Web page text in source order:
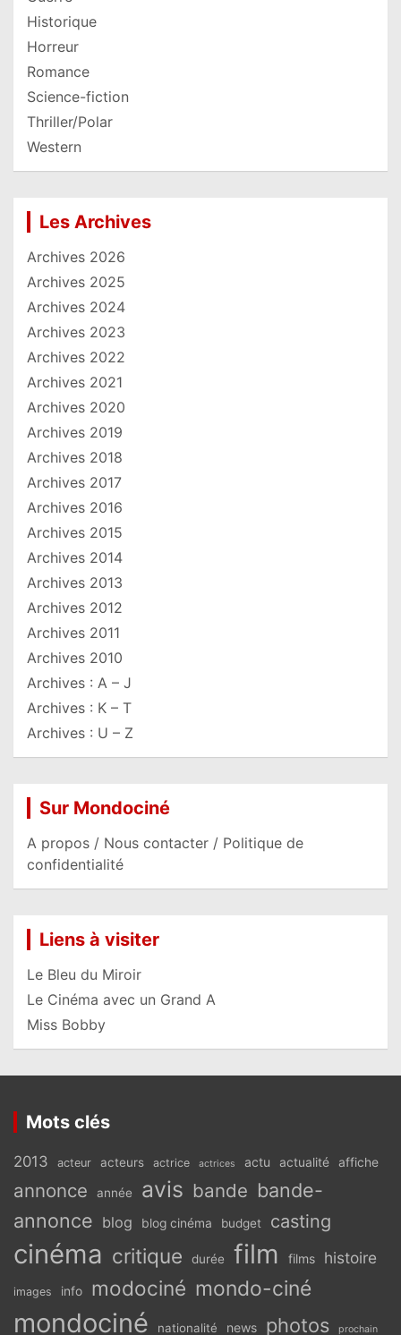
Historique
Horreur
Romance
Science-fiction
Thriller/Polar
Western
Les Archives
Archives 2026
Archives 2025
Archives 2024
Archives 2023
Archives 2022
Archives 2021
Archives 2020
Archives 2019
Archives 2018
Archives 2017
Archives 2016
Archives 2015
Archives 2014
Archives 2013
Archives 2012
Archives 2011
Archives 2010
Archives : A – J
Archives : K – T
Archives : U – Z
Sur Mondociné
A propos / Nous contacter / Politique de
confidentialité
Liens à visiter
Le Bleu du Miroir
Le Cinéma avec un Grand A
Miss Bobby
Mots clés
2013 acteur acteurs actrice actrices actu actualité affiche
annonce année avis bande bande-
annonce blog blog cinéma budget casting
cinéma critique durée film films histoire
images info modociné mondo-ciné
mondociné nationalité news photos prochain